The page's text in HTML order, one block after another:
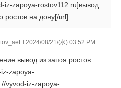
iz-zapoya-rostov112.ru]вывод
ростов на дону[/url] .
2024/08/21/(水) 03:52 PM
вывод из запоя ростов
zapoya-
vyvod-iz-zapoya-